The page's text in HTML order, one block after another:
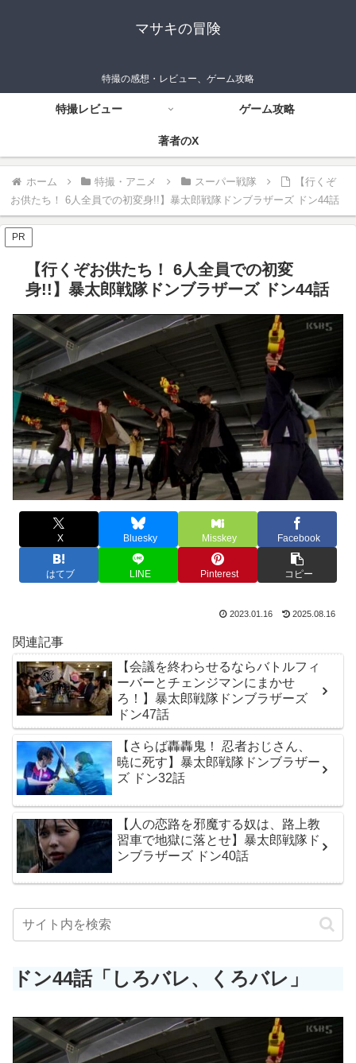
マサキの冒険
特撮の感想・レビュー、ゲーム攻略
特撮レビュー ゲーム攻略
著者のX
ホーム 特撮・アニメ スーパー戦隊
【行くぞ
お供たち！ 6人全員での初変身!!】暴太郎戦隊ドンブラザーズ ドン44話
PR
【行くぞお供たち！ 6人全員での初変
身!!】暴太郎戦隊ドンブラザーズ ドン44話
X Bluesky Misskey Facebook
はてブ LINE Pinterest コピー
2023.01.16 2025.08.16
関連記事
【会議を終わらせるならバトルフィ
ーバーとチェンジマンにまかせ
ろ！】暴太郎戦隊ドンブラザーズ
ドン47話
【さらば轟轟鬼！ 忍者おじさん、
暁に死す】暴太郎戦隊ドンブラザー
ズ ドン32話
【人の恋路を邪魔する奴は、路上教
習車で地獄に落とせ】暴太郎戦隊ド
ンブラザーズ ドン40話
ドン44話「しろバレ、くろバレ」